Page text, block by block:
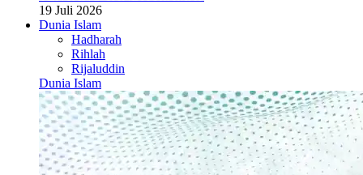
19 Juli 2026
Dunia Islam
Hadharah
Rihlah
Rijaluddin
Dunia Islam